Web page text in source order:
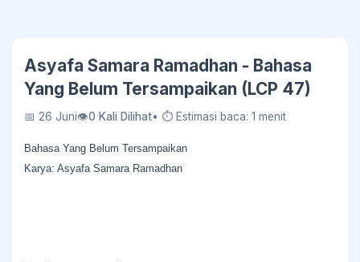
Asyafa Samara Ramadhan - Bahasa
Yang Belum Tersampaikan (LCP 47)
📅 26 Juni👁0 Kali Dilihat• ⏱ Estimasi baca: 1 menit
Bahasa Yang Belum Tersampaikan
Karya: Asyafa Samara Ramadhan